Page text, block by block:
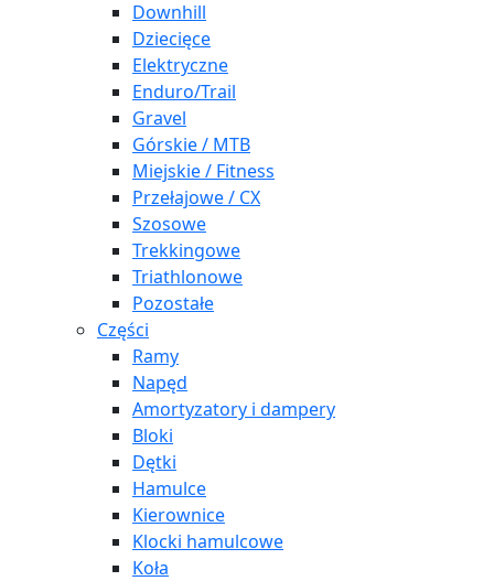
Downhill
Dziecięce
Elektryczne
Enduro/Trail
Gravel
Górskie / MTB
Miejskie / Fitness
Przełajowe / CX
Szosowe
Trekkingowe
Triathlonowe
Pozostałe
Części
Ramy
Napęd
Amortyzatory i dampery
Bloki
Dętki
Hamulce
Kierownice
Klocki hamulcowe
Koła